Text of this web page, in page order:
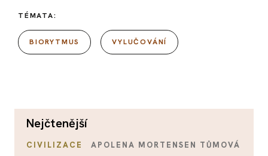
TÉMATA:
BIORYTMUS VYLUČOVÁNÍ
nejčtenější
CIVILIZACE APOLENA MORTENSEN TŮMOVÁ